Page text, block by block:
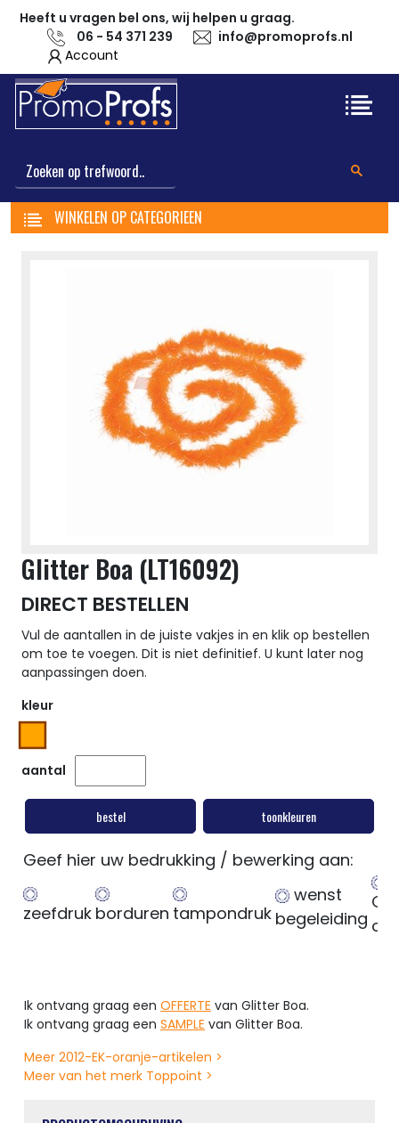
Heeft u vragen bel ons, wij helpen u graag.
06 - 54 371 239
info@promoprofs.nl
Account
WINKELEN OP CATEGORIEEN
Glitter Boa (LT16092)
DIRECT BESTELLEN
Vul de aantallen in de juiste vakjes in en klik op bestellen
om toe te voegen. Dit is niet definitief. U kunt later nog
aanpassingen doen.
kleur
aantal
bestel toonkleuren
Geef hier uw bedrukking / bewerking aan:
zeefdruk borduren tampondruk
wenst
begeleiding
Ik ontvang graag een OFFERTE van Glitter Boa.
Ik ontvang graag een SAMPLE van Glitter Boa.
Meer 2012-EK-oranje-artikelen >
Meer van het merk Toppoint >